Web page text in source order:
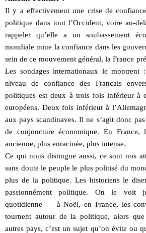
Il y a effectivement une crise de
politique dans tout l’Occident, voire au-
rappeler qu’elle a un soubassement
mondiale mine la confiance dans les
sein de ce mouvement général, la France
Les sondages internationaux le montrent
niveau de confiance des Français
politiques est deux à trois fois inférieur à
européens. Deux fois inférieur à
aux pays scandinaves. Il ne s’agit donc
de conjoncture économique. En France,
ancienne, plus enracinée, plus intense.
Ce qui nous distingue aussi, ce sont nos
sans doute le peuple le plus politisé du
plus de la politique. Les historiens le
passionnément politique. On le voit
quotidienne — à Noël, en France, les
tournent autour de la politique, alors
autres pays, c’est un sujet qu’on évite ou